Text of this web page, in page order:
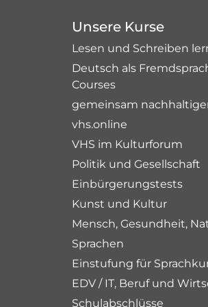
Unsere Kurse
Lesen und Schreiben
Deutsch als
Courses
gemeinsam
vhs.online
VHS im Kulturforum
Politik und Gesellschaft
Einbürgerungstests
Kunst und Kultur
Mensch, Gesundheit,
Sprachen
Einstufung für
EDV / IT, Beruf und
Schulabschlüsse